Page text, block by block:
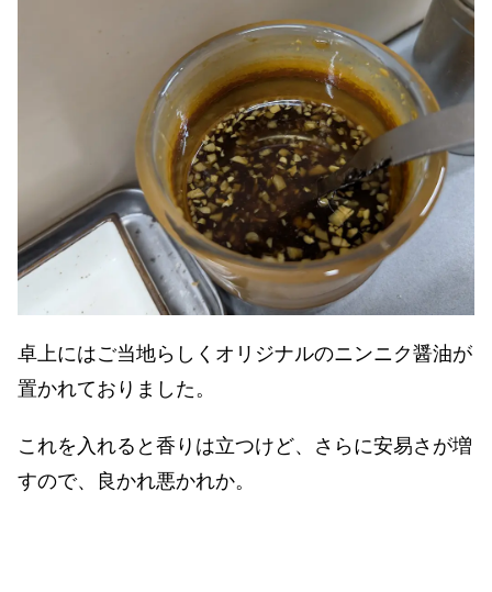
卓上にはご当地らしくオリジナルのニンニク醤油が
置かれておりました。
これを入れると香りは立つけど、さらに安易さが増
すので、良かれ悪かれか。